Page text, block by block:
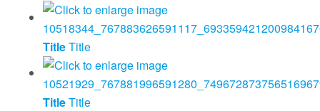
TitleTitle
TitleTitle